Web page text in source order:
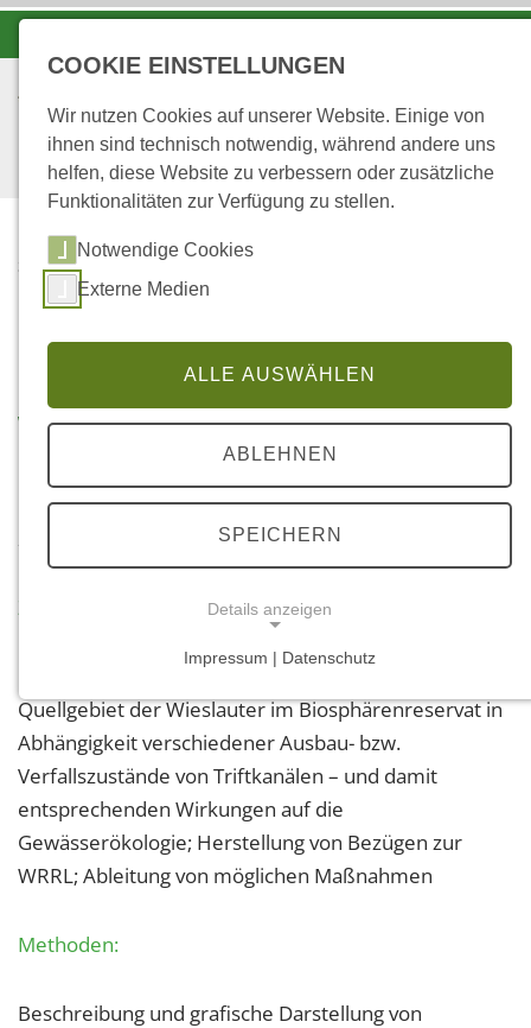
STARTSEITE ...
Ökologische Qualität von Triftkanälen im
Pfälzerwald unter Berücksichtigung der
Wasserrahmenrichtlinie
Universität Freiburg, Institut für Landespflege; Az.:
Freiburg 03/08
Zielsetzung:
Untersuchung der Fischpopulation in der Kernzone
Quellgebiet der Wieslauter im Biosphärenreservat in
Abhängigkeit verschiedener Ausbau- bzw.
Verfallszustände von Triftkanälen – und damit
entsprechenden Wirkungen auf die
Gewässerökologie; Herstellung von Bezügen zur
WRRL; Ableitung von möglichen Maßnahmen
Methoden:
Beschreibung und grafische Darstellung von
COOKIE EINSTELLUNGEN
Wir nutzen Cookies auf unserer Website. Einige von
ihnen sind technisch notwendig, während andere uns
helfen, diese Website zu verbessern oder zusätzliche
Funktionalitäten zur Verfügung zu stellen.
Notwendige Cookies
Externe Medien
ALLE AUSWÄHLEN
ABLEHNEN
SPEICHERN
Details anzeigen
Notwendige Cookies ermöglichen grundlegende
Funktionen und sind für die einwandfreie Funktion
der Website erforderlich.
Einverständnis-Cookie
Name:
Zweck:
Impressum | Datenschutz